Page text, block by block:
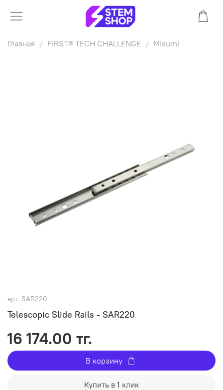
Главная FIRST® TECH CHALLENGE Misumi
арт. SAR220
Telescopic Slide Rails - SAR220
16 174.00 тг.
В корзину
Купить в 1 клик